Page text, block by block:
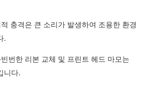
충격은 큰 소리가 발생하여 조용한 환경
.
번한 리본 교체 및 프린트 헤드 마모는
니다.